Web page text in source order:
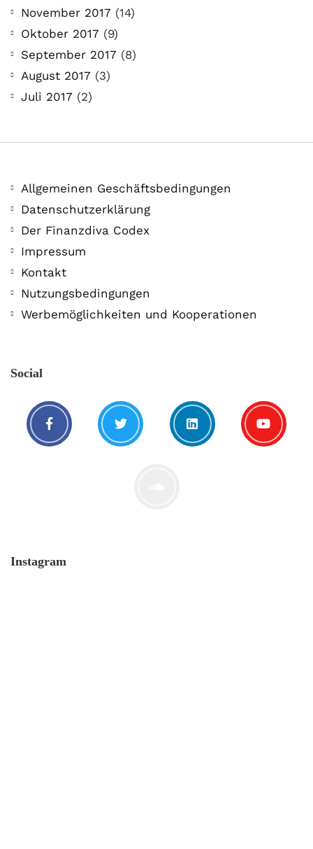
November 2017 (14)
Oktober 2017 (9)
September 2017 (8)
August 2017 (3)
Juli 2017 (2)
Allgemeinen Geschäftsbedingungen
Datenschutzerklärung
Der Finanzdiva Codex
Impressum
Kontakt
Nutzungsbedingungen
Werbemöglichkeiten und Kooperationen
Social
Instagram